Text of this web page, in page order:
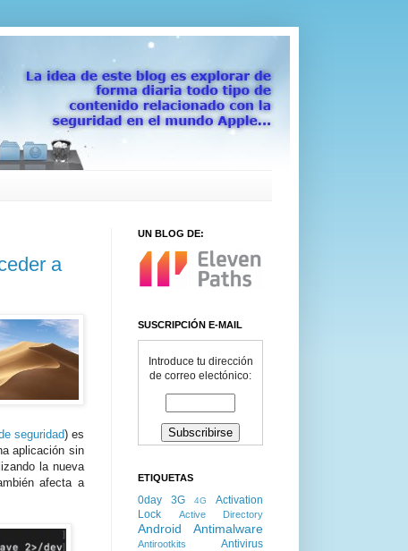
a
seguridad) es
aplicación sin
la nueva
afecta a
UN BLOG DE:
SUSCRIPCIÓN E-MAIL
Introduce tu dirección
de correo electónico:
ETIQUETAS
0day 3G 4G
Activation
Lock
Active Directory
Android Antimalware
Antirootkits
Antivirus